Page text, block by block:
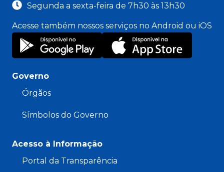
Segunda a sexta-feira de 7h30 às 13h30
Acesse também nossos serviços no Android ou iOS
Governo
Órgãos
Símbolos do Governo
Acesso à Informação
Portal da Transparência